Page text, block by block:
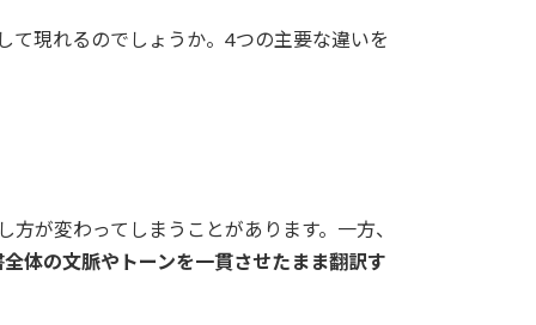
現れるのでしょうか。4つの主要な違いを
が変わってしまうことがあります。一方、
全体の文脈やトーンを一貫させたまま翻訳す